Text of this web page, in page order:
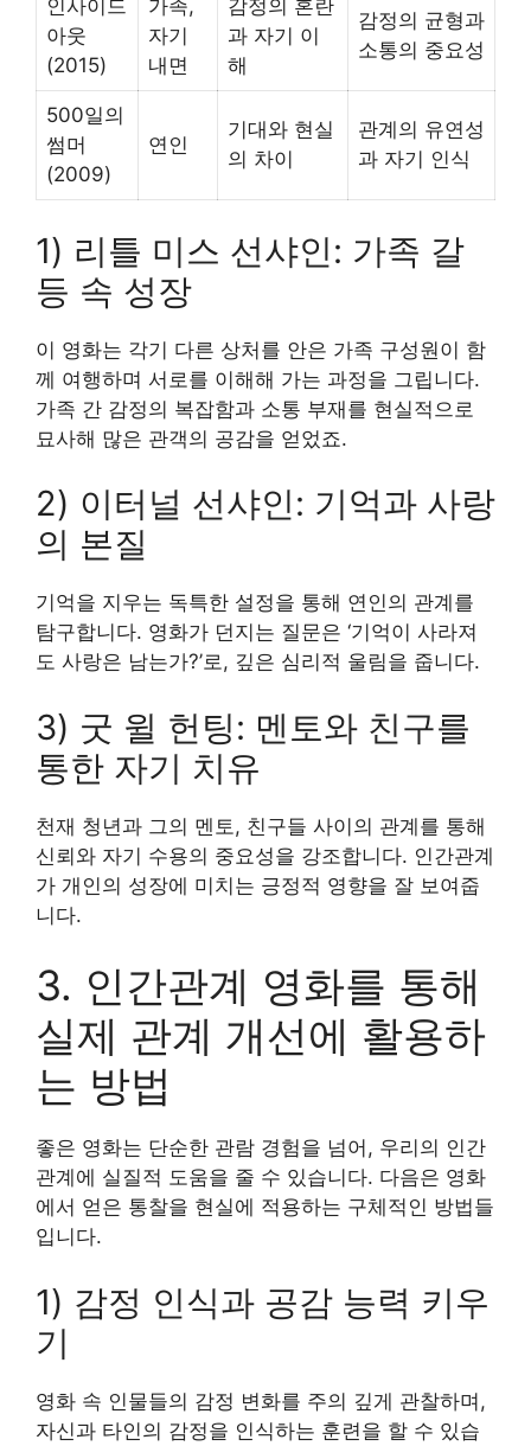
인사이드
아웃
(2015)
가족,
자기
내면
감정의 혼란
과 자기 이
해
감정의 균형과
소통의 중요성
500일의
썸머
(2009)
연인
기대와 현실
의 차이
관계의 유연성
과 자기 인식
1) 리틀 미스 선샤인: 가족 갈
등 속 성장
이 영화는 각기 다른 상처를 안은 가족 구성원이 함
께 여행하며 서로를 이해해 가는 과정을 그립니다.
가족 간 감정의 복잡함과 소통 부재를 현실적으로
묘사해 많은 관객의 공감을 얻었죠.
2) 이터널 선샤인: 기억과 사랑
의 본질
기억을 지우는 독특한 설정을 통해 연인의 관계를
탐구합니다. 영화가 던지는 질문은 ‘기억이 사라져
도 사랑은 남는가?’로, 깊은 심리적 울림을 줍니다.
3) 굿 윌 헌팅: 멘토와 친구를
통한 자기 치유
천재 청년과 그의 멘토, 친구들 사이의 관계를 통해
신뢰와 자기 수용의 중요성을 강조합니다. 인간관계
가 개인의 성장에 미치는 긍정적 영향을 잘 보여줍
니다.
3. 인간관계 영화를 통해
실제 관계 개선에 활용하
는 방법
좋은 영화는 단순한 관람 경험을 넘어, 우리의 인간
관계에 실질적 도움을 줄 수 있습니다. 다음은 영화
에서 얻은 통찰을 현실에 적용하는 구체적인 방법들
입니다.
1) 감정 인식과 공감 능력 키우
기
영화 속 인물들의 감정 변화를 주의 깊게 관찰하며,
자신과 타인의 감정을 인식하는 훈련을 할 수 있습